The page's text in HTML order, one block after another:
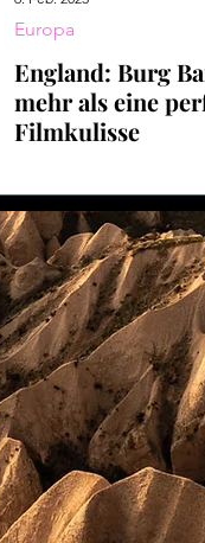
Europa
England: Burg
mehr als eine
Filmkulisse